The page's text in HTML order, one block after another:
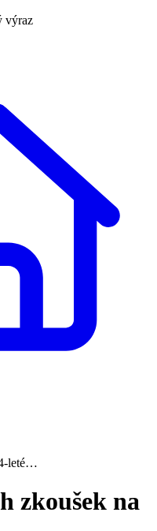
výraz
leté…
zkoušek na